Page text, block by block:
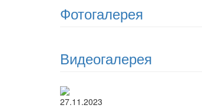
Фотогалерея
Видеогалерея
27.11.2023